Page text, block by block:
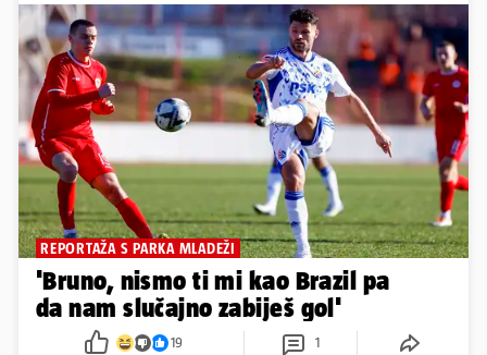
REPORTAŽA S PARKA MLADEŽI
'Bruno, nismo ti mi kao Brazil pa
da nam slučajno zabiješ gol'
19 1